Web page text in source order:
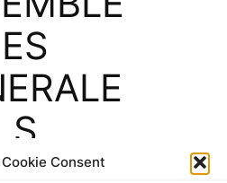
Consent
ES
S